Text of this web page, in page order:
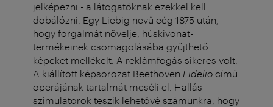
jelképezni - a látogatóknak ezekkel kell
dobálózni. Egy Liebig nevű cég 1875 után,
hogy forgalmát növelje, húskivonat-
termékeinek csomagolásába gyűjthető
képeket mellékelt. A reklámfogás sikeres volt.
A kiállított képsorozat Beethoven Fidelio című
operájának tartalmát meséli el. Hallás-
szimulátorok teszik lehetővé számunkra, hogy